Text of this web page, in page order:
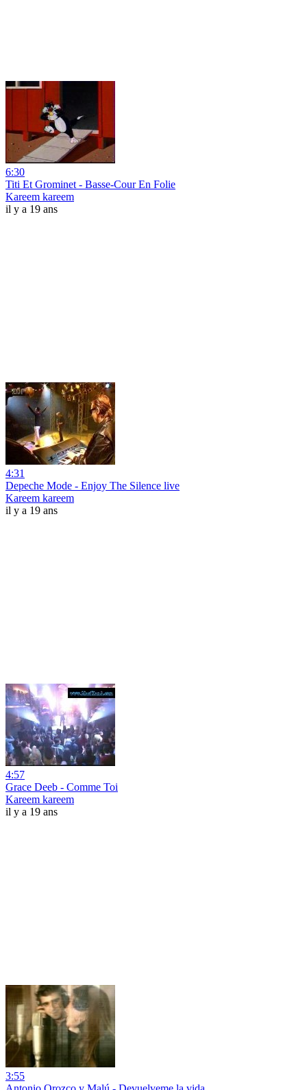
6:30
Titi Et Grominet - Basse-Cour En Folie
Kareem kareem
il y a 19 ans
4:31
Depeche Mode - Enjoy The Silence live
Kareem kareem
il y a 19 ans
4:57
Grace Deeb - Comme Toi
Kareem kareem
il y a 19 ans
3:55